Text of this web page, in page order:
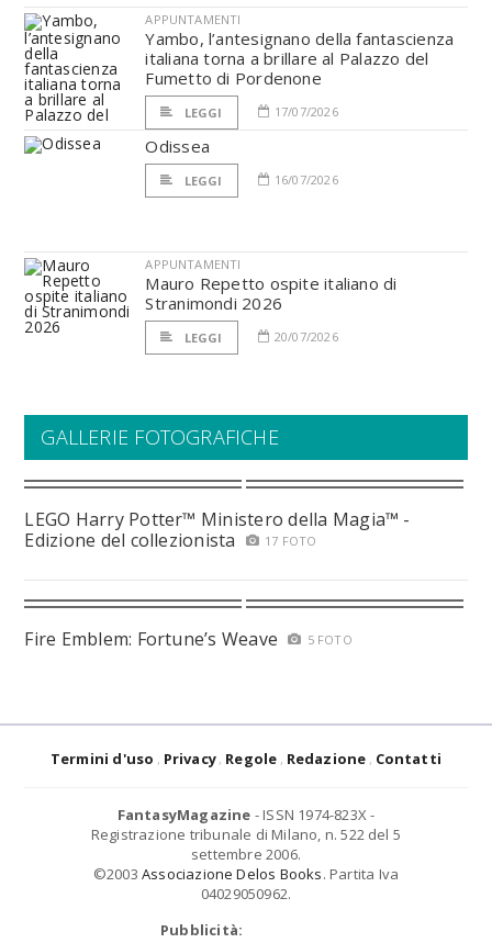
APPUNTAMENTI
Yambo, l’antesignano della fantascienza
italiana torna a brillare al Palazzo del
Fumetto di Pordenone
LEGGI 17/07/2026
Odissea
LEGGI 16/07/2026
APPUNTAMENTI
Mauro Repetto ospite italiano di
Stranimondi 2026
LEGGI 20/07/2026
GALLERIE FOTOGRAFICHE
LEGO Harry Potter™ Ministero della Magia™ -
Edizione del collezionista
17 FOTO
Fire Emblem: Fortune’s Weave 5 FOTO
Termini d'uso Privacy Regole Redazione Contatti
FantasyMagazine - ISSN 1974-823X -
Registrazione tribunale di Milano, n. 522 del 5
settembre 2006.
©2003 Associazione Delos Books. Partita Iva
04029050962.
Pubblicità: